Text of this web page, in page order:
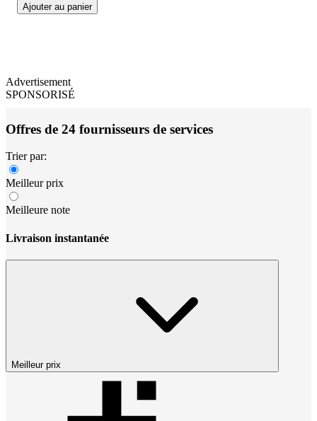
Ajouter au panier
Advertisement
SPONSORISÉ
Offres de 24 fournisseurs de services
Trier par:
Meilleur prix
Meilleure note
Livraison instantanée
Meilleur prix